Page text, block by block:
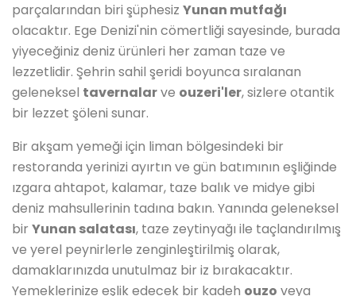
parçalarından biri şüphesiz Yunan mutfağı
olacaktır. Ege Denizi'nin cömertliği sayesinde, burada
yiyeceğiniz deniz ürünleri her zaman taze ve
lezzetlidir. Şehrin sahil şeridi boyunca sıralanan
geleneksel tavernalarve ouzeri'ler, sizlere otantik
bir lezzet şöleni sunar.
Bir akşam yemeği için liman bölgesindeki bir
restoranda yerinizi ayırtın ve gün batımının eşliğinde
ızgara ahtapot, kalamar, taze balık ve midye gibi
deniz mahsullerinin tadına bakın. Yanında geleneksel
bir Yunan salatası, taze zeytinyağı ile taçlandırılmış
ve yerel peynirlerle zenginleştirilmiş olarak,
damaklarınızda unutulmaz bir iz bırakacaktır.
Yemeklerinize eşlik edecek bir kadeh ouzo veya